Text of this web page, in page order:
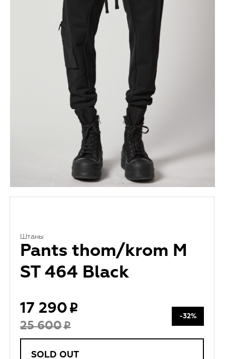
Штаны
Pants thom/krom M
ST 464 Black
17 290
25 600
-32%
SOLD OUT